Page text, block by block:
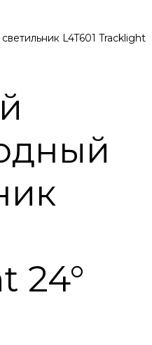
L4T601 Tracklight
24°